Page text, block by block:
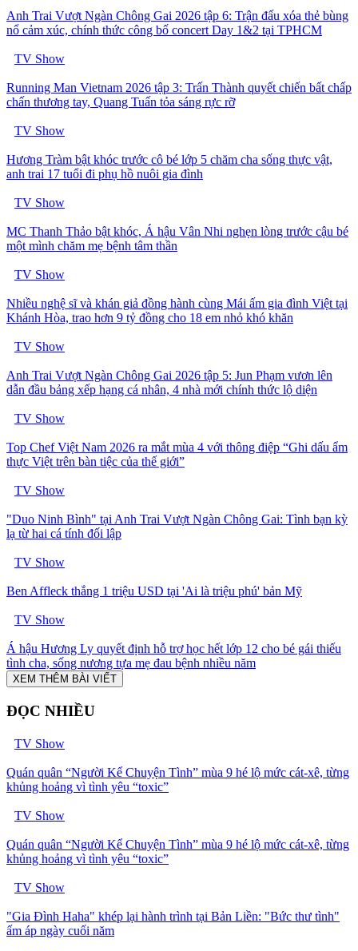
Anh Trai Vượt Ngàn Chông Gai 2026 tập 6: Trận đấu xóa thẻ bùng
nổ cảm xúc, chính thức công bố concert Day 1&2 tại TPHCM
TV Show
Running Man Vietnam 2026 tập 3: Trấn Thành quyết chiến bất chấp
chấn thương tay, Quang Tuấn tỏa sáng rực rỡ
TV Show
Hương Tràm bật khóc trước cô bé lớp 5 chăm cha sống thực vật,
anh trai 17 tuổi đi phụ hồ nuôi gia đình
TV Show
MC Thanh Thảo bật khóc, Á hậu Vân Nhi nghẹn lòng trước cậu bé
một mình chăm mẹ bệnh tâm thần
TV Show
Nhiều nghệ sĩ và khán giả đồng hành cùng Mái ấm gia đình Việt tại
Khánh Hòa, trao hơn 9 tỷ đồng cho 18 em nhỏ khó khăn
TV Show
Anh Trai Vượt Ngàn Chông Gai 2026 tập 5: Jun Phạm vươn lên
dẫn đầu bảng xếp hạng cá nhân, 4 nhà mới chính thức lộ diện
TV Show
Top Chef Việt Nam 2026 ra mắt mùa 4 với thông điệp “Ghi dấu ẩm
thực Việt trên bàn tiệc của thế giới”
TV Show
"Duo Ninh Bình" tại Anh Trai Vượt Ngàn Chông Gai: Tình bạn kỳ
lạ từ hai cá tính đối lập
TV Show
Ben Affleck thắng 1 triệu USD tại 'Ai là triệu phú' bản Mỹ
TV Show
Á hậu Hương Ly quyết định hỗ trợ học hết lớp 12 cho bé gái thiếu
tình cha, sống nương tựa mẹ đau bệnh nhiều năm
XEM THÊM BÀI VIẾT
ĐỌC NHIỀU
TV Show
Quán quân “Người Kể Chuyện Tình” mùa 9 hé lộ mức cát-xê, từng
khủng hoảng vì tình yêu “toxic”
TV Show
Quán quân “Người Kể Chuyện Tình” mùa 9 hé lộ mức cát-xê, từng
khủng hoảng vì tình yêu “toxic”
TV Show
"Gia Đình Haha" khép lại hành trình tại Bản Liền: "Bức thư tình"
ấm áp ngày cuối năm